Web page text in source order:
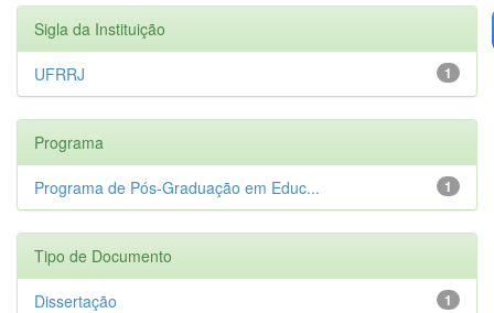
Sigla da Instituição
1
UFRRJ
Programa
1
Programa de Pós-Graduação em Educ...
Tipo de Documento
1
Dissertação